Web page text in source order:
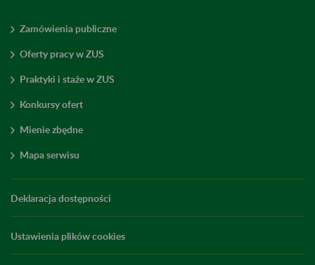
Zamówienia publiczne
Oferty pracy w ZUS
Praktyki i staże w ZUS
Konkursy ofert
Mienie zbędne
Mapa serwisu
Deklaracja dostępności
Ustawienia plików cookies